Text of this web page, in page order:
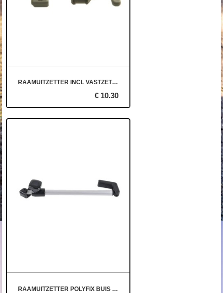
RAAMUITZETTER INCL VASTZETPLAAT
€ 10.30
RAAMUITZETTER POLYFIX BUIS 14CM RECHTS